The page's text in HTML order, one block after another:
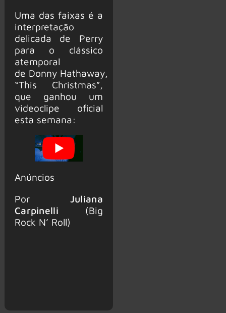
Uma das faixas é a
interpretação
delicada de Perry
para o clássico
atemporal
de Donny Hathaway,
“This Christmas”,
que ganhou um
videoclipe oficial
esta semana:
Anúncios
Por Juliana
Carpinelli (Big
Rock N’ Roll)